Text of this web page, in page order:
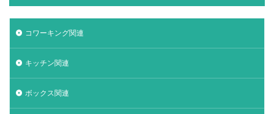
コワーキング関連
キッチン関連
ボックス関連